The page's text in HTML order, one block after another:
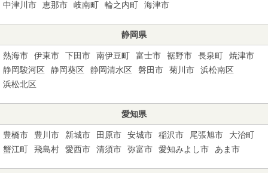
中津川市 恵那市 岐南町 輪之内町 海津市
静岡県
熱海市 伊東市 下田市 南伊豆町 富士市 裾野市 長泉町
焼津市
静岡駿河区
静岡葵区 静岡清水区 磐田市 菊川市
浜松南区
浜松北区
愛知県
豊橋市 豊川市 新城市 田原市 安城市 稲沢市 尾張旭市
大治町
蟹江町
飛島村 愛西市 清須市 弥富市 愛知みよし市 あま市